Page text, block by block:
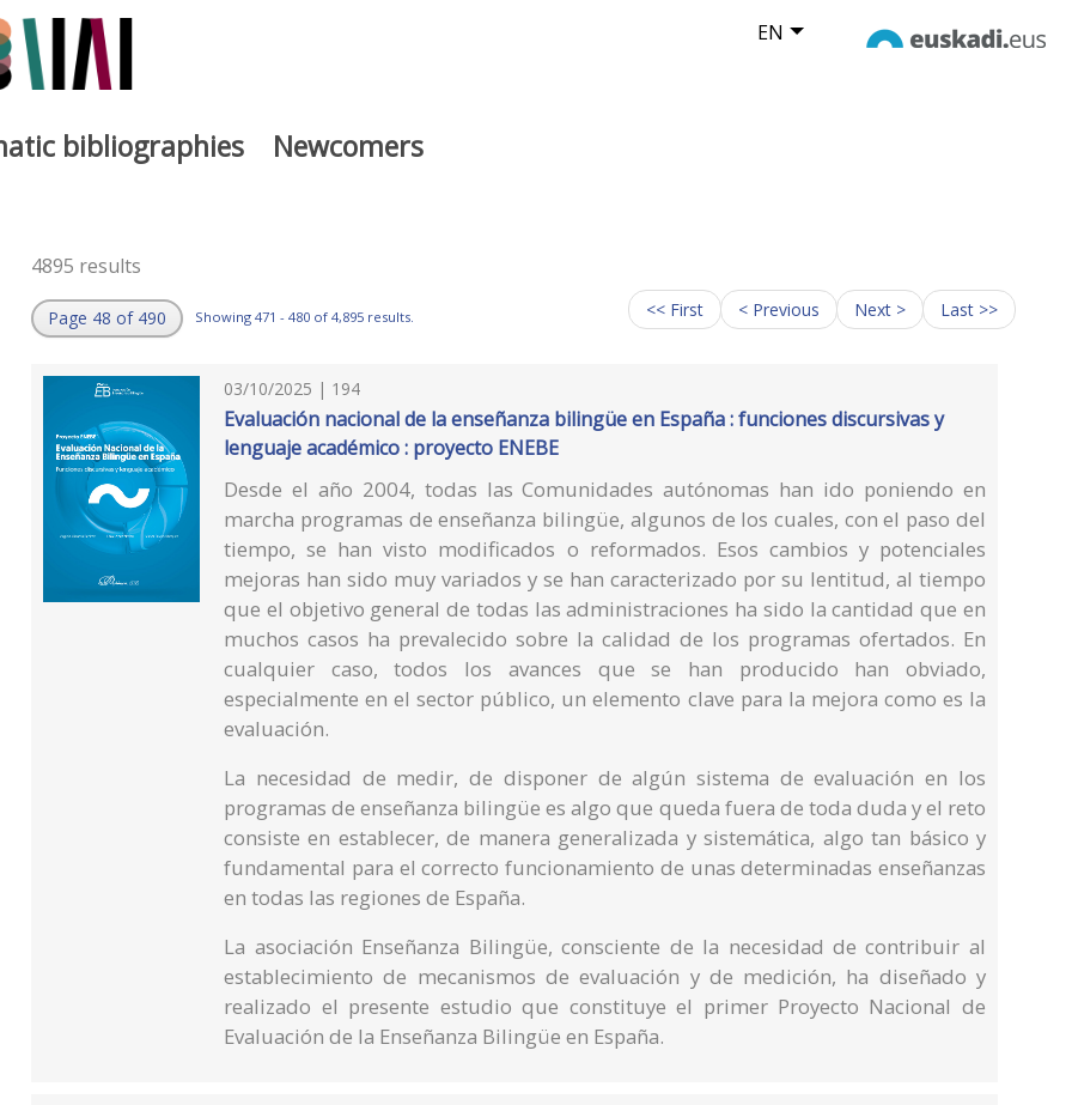
EN
bibliographies Newcomers
4895 results
Page 48 of 490 Showing 471 - 480 of 4,895 results. << First < Previous Next > Last >>
03/10/2025 | 194
Evaluación nacional de la enseñanza bilingüe en España : funciones discursivas y
lenguaje académico : proyecto ENEBE
Desde el año 2004, todas las Comunidades autónomas han ido poniendo en
marcha programas de enseñanza bilingüe, algunos de los cuales, con el paso del
tiempo, se han visto modificados o reformados. Esos cambios y potenciales
mejoras han sido muy variados y se han caracterizado por su lentitud, al tiempo
que el objetivo general de todas las administraciones ha sido la cantidad que en
muchos casos ha prevalecido sobre la calidad de los programas ofertados. En
cualquier caso, todos los avances que se han producido han obviado,
especialmente en el sector público, un elemento clave para la mejora como es la
evaluación.
La necesidad de medir, de disponer de algún sistema de evaluación en los
programas de enseñanza bilingüe es algo que queda fuera de toda duda y el reto
consiste en establecer, de manera generalizada y sistemática, algo tan básico y
fundamental para el correcto funcionamiento de unas determinadas enseñanzas
en todas las regiones de España.
La asociación Enseñanza Bilingüe, consciente de la necesidad de contribuir al
establecimiento de mecanismos de evaluación y de medición, ha diseñado y
realizado el presente estudio que constituye el primer Proyecto Nacional de
Evaluación de la Enseñanza Bilingüe en España.